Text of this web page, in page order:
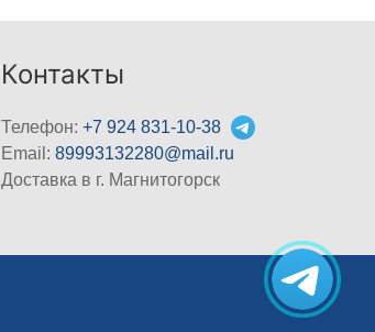
Контакты
Телефон:+7 924 831-10-38
Email:89993132280@mail.ru
Доставка в г. Магнитогорск